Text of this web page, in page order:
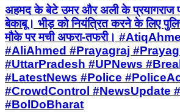
अहमद के बेटे उमर और अली के प्रयागराज
बेकाबू। भीड़ को नियंत्रित करने के लिए
मौके पर मची अफरा-तफरी।
#AliAhmed #Prayagraj
#UttarPradesh #UPNews
#LatestNews #Police
#CrowdControl #NewsUpdate
#BolDoBharat